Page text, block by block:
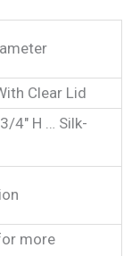
Clear Lid
4″ H … Silk-
more